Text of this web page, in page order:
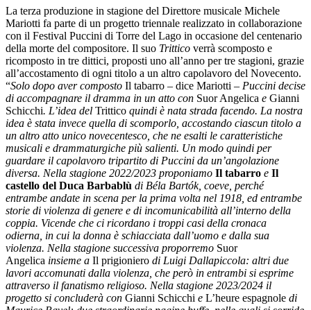
La terza produzione in stagione del Direttore musicale Michele
Mariotti fa parte di un progetto triennale realizzato in collaborazione
con il Festival Puccini di Torre del Lago in occasione del centenario
della morte del compositore. Il suo Trittico verrà scomposto e
ricomposto in tre dittici, proposti uno all’anno per tre stagioni, grazie
all’accostamento di ogni titolo a un altro capolavoro del Novecento.
“Solo dopo aver composto Il tabarro – dice Mariotti – Puccini decise
di accompagnare il dramma in un atto con Suor Angelica e Gianni
Schicchi. L’idea del Trittico quindi è nata strada facendo. La nostra
idea è stata invece quella di scomporlo, accostando ciascun titolo a
un altro atto unico novecentesco, che ne esalti le caratteristiche
musicali e drammaturgiche più salienti. Un modo quindi per
guardare il capolavoro tripartito di Puccini da un’angolazione
diversa. Nella stagione 2022/2023 proponiamo Il tabarro e Il
castello del Duca Barbablù di Béla Bartók, coeve, perché
entrambe andate in scena per la prima volta nel 1918, ed entrambe
storie di violenza di genere e di incomunicabilità all’interno della
coppia. Vicende che ci ricordano i troppi casi della cronaca
odierna, in cui la donna è schiacciata dall’uomo e dalla sua
violenza. Nella stagione successiva proporremo Suor
Angelica insieme a Il prigioniero di Luigi Dallapiccola: altri due
lavori accomunati dalla violenza, che però in entrambi si esprime
attraverso il fanatismo religioso. Nella stagione 2023/2024 il
progetto si concluderà con Gianni Schicchi e L’heure espagnole di